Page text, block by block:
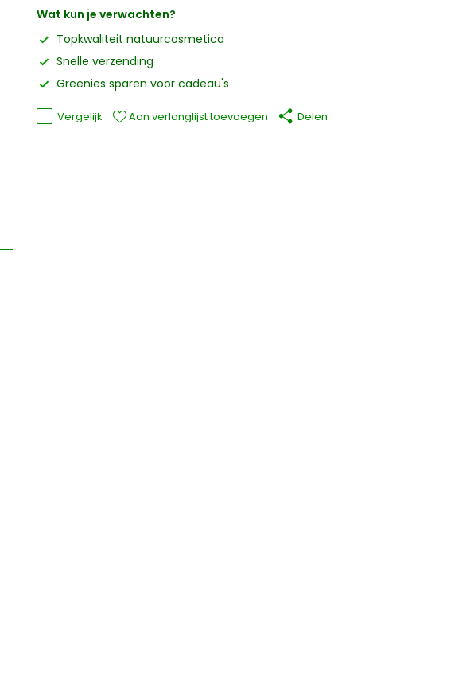
Wat kun je verwachten?
Topkwaliteit natuurcosmetica
Snelle verzending
Greenies sparen voor cadeau's
Vergelijk Aan verlanglijst toevoegen Delen